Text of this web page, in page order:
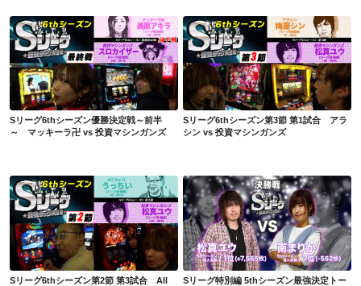
Sリーグ6thシーズン優勝決定戦～前半～ マッキーラ卍 vs 投資マシンガンズ
Sリーグ6thシーズン優勝決定戦～前半
～ マッキーラ卍 vs 投資マシンガンズ
Sリーグ6thシーズン第3節 第1試合 アラシン vs 投資マシンガンズ
Sリーグ6thシーズン第3節 第1試合 アラ
シン vs 投資マシンガンズ
Sリーグ6thシーズン第2節 第3試合 All for U vs 投資マシンガンズ
Sリーグ6thシーズン第2節 第3試合 All
Sリーグ特別編 5thシーズン最強決定トーナメント～決勝戦～
Sリーグ特別編 5thシーズン最強決定トー